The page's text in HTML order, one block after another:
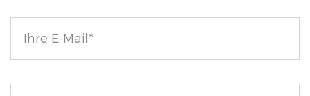
widerspiegelt.
Hauptzutaten
Inhaltsstoff bindet Feuchtigkeit und hilft, Ihre Haut